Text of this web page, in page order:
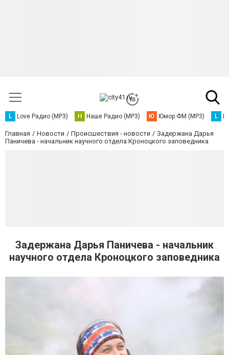
L Love Радио (MP3) Н Наше Радио (MP3) Ю Юмор ФМ (MP3) L
Главная Новости Происшествия - новости
Задержана Дарья
Паничева - начальник научного отдела Кроноцкого заповедника
Задержана Дарья Паничева - начальник
научного отдела Кроноцкого заповедника